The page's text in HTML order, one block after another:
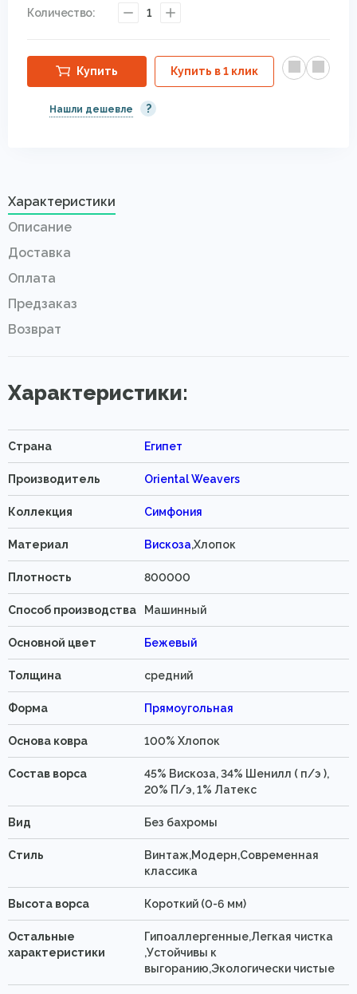
Количество: 1
Купить Купить в 1 клик
Нашли дешевле ?
Характеристики
Описание
Доставка
Оплата
Предзаказ
Возврат
Характеристики:
Страна Египет
Производитель Oriental Weavers
Коллекция Симфония
Материал Вискоза,Хлопок
Плотность 800000
Способ производства Машинный
Основной цвет Бежевый
Толщина средний
Форма Прямоугольная
Основа ковра 100% Хлопок
Состав ворса
45% Вискоза, 34% Шенилл ( п/э ),
20% П/э, 1% Латекс
Вид Без бахромы
Стиль
Винтаж,Модерн,Современная
классика
Высота ворса Короткий (0-6 мм)
Остальные
характеристики
Гипоаллергенные,Легкая чистка
,Устойчивы к
выгоранию,Экологически чистые